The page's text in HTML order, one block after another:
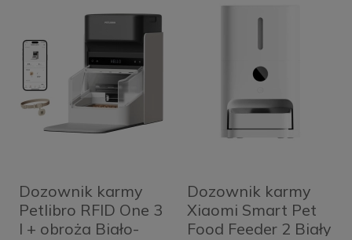
Dozownik karmy
Petlibro RFID One 3
l + obroża Biało-
Dozownik karmy
Xiaomi Smart Pet
Food Feeder 2 Biały